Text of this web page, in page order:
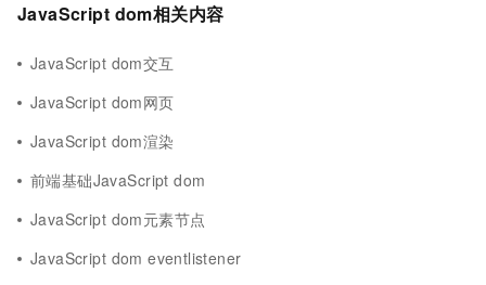
JavaScript dom相关内容
JavaScript dom交互
JavaScript dom网页
JavaScript dom渲染
前端基础JavaScript dom
JavaScript dom元素节点
JavaScript dom eventlistener